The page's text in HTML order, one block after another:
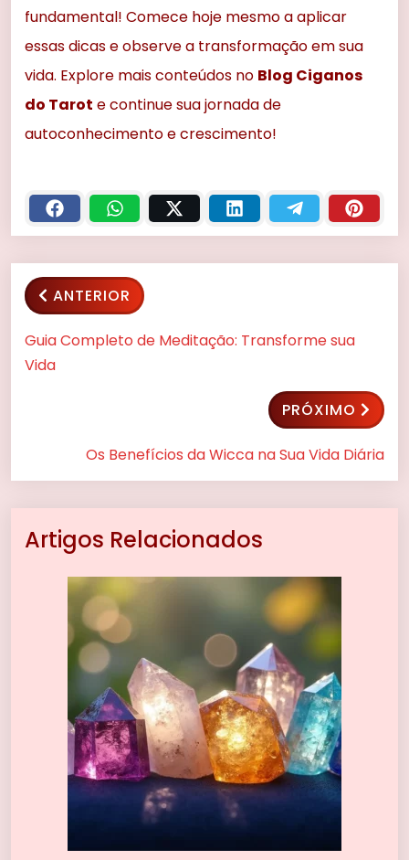
fundamental! Comece hoje mesmo a aplicar
essas dicas e observe a transformação em sua
vida. Explore mais conteúdos no Blog Ciganos
do Tarot e continue sua jornada de
autoconhecimento e crescimento!
ANTERIOR
Guia Completo de Meditação: Transforme sua
Vida
PRÓXIMO
Os Benefícios da Wicca na Sua Vida Diária
Artigos Relacionados